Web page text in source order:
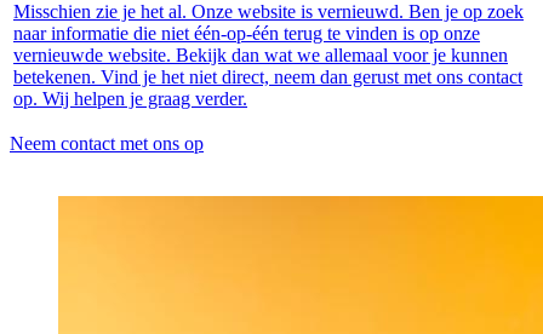
Misschien zie je het al. Onze website is vernieuwd. Ben je op zoek
naar informatie die niet één-op-één terug te vinden is op onze
vernieuwde website. Bekijk dan wat we allemaal voor je kunnen
betekenen. Vind je het niet direct, neem dan gerust met ons contact
op. Wij helpen je graag verder.
Neem contact met ons op